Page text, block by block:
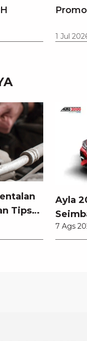
1 Jul
Tips
Ayla
7 Ags